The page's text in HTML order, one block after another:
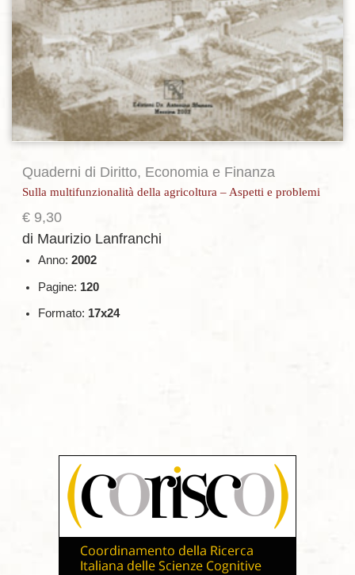
Quaderni di Diritto, Economia e Finanza
Sulla multifunzionalità della agricoltura – Aspetti e problemi
€ 9,30
di Maurizio Lanfranchi
Anno: 2002
Pagine: 120
Formato: 17x24